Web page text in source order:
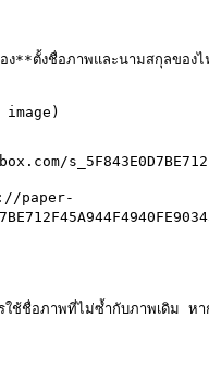
ตั้งชื่อภาพและนามสกุลของไ
paper-
อภาพที่ไม่ซ้ำกับภาพเดิม หา